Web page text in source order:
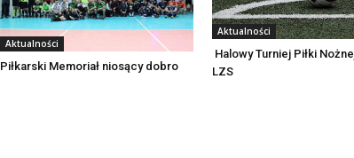
Aktualności
Piłkarski Memoriał niosący dobro
Aktualności
Halowy Turniej Piłki
LZS